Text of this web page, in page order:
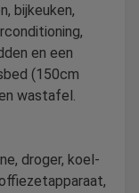
bijkeuken,
en een
(150cm
wastafel.
droger, koel-